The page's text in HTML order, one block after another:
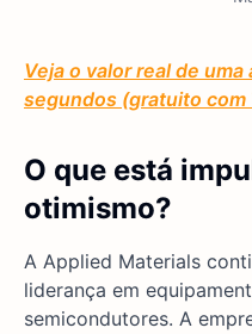
Veja o valor real de
segundos (gratuito com
O que está
otimismo?
A Applied Materials
liderança em
semicondutores. A